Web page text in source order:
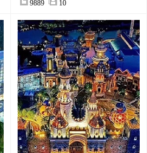
9889 10